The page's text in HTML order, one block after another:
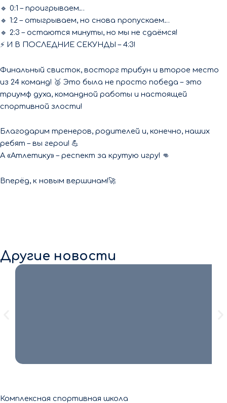
🔹 0:1 – проигрываем…
🔹 1:2 – отыгрываем, но снова пропускаем…
🔹 2:3 – остаются минуты, но мы не сдаёмся!
⚡ И В ПОСЛЕДНИЕ СЕКУНДЫ – 4:3!
Финальный свисток, восторг трибун и второе место
из 24 команд! 🥈 Это была не просто победа – это
триумф духа, командной работы и настоящей
спортивной злости!
Благодарим тренеров, родителей и, конечно, наших
ребят – вы герои! 💪
А «Атлетику» – респект за крутую игру! 👊
Вперёд, к новым вершинам!🚀
Другие новости
Комплексная спортивная школа